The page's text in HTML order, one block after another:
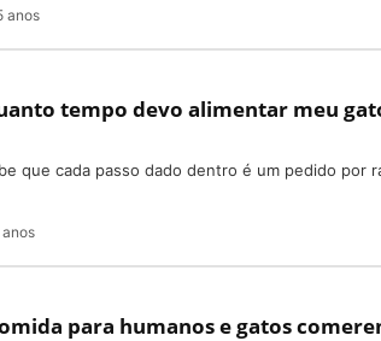
anos
tempo devo alimentar meu
que cada passo dado dentro é um pedido por
anos
para humanos e gatos